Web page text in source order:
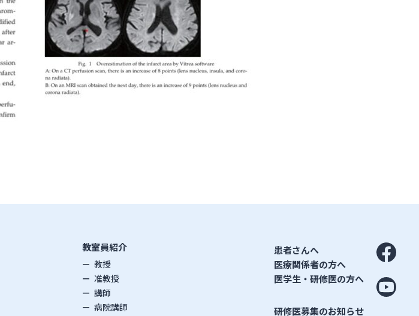
教室員紹介
教授
准教授
講師
病院講師
患者さんへ
医療関係者の方へ
医学生・研修医の方へ
研修医募集のお知らせ